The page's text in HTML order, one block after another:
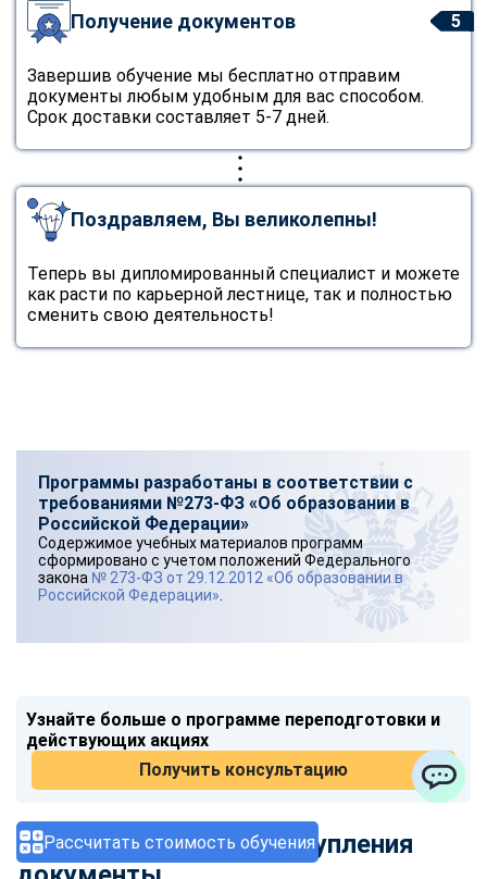
Рассчитать стоимость обучения
5
Получение документов
Завершив обучение мы бесплатно отправим
документы любым удобным для вас способом.
Срок доставки составляет 5-7 дней.
Поздравляем, Вы великолепны!
Теперь вы дипломированный специалист и можете
как расти по карьерной лестнице, так и полностью
сменить свою деятельность!
Программы разработаны в соответствии с
требованиями №273-ФЗ «Об образовании в
Российской Федерации»
Содержимое учебных материалов программ
сформировано с учетом положений Федерального
закона № 273-ФЗ от 29.12.2012 «Об образовании в
Российской Федерации»
Узнайте больше о программе переподготовки и
действующих акциях
Получить консультацию
Необходимые для поступления
Свяжитесь с нами через любой удобный мессенджер!
Telegram WhatsApp
Max